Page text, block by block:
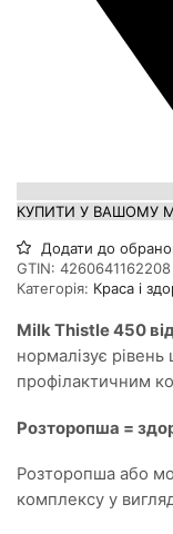
КУПИТИ У ВАШОМУ
Додати до
GTIN: 4260641162208
Категорія: Краса і
Milk Thistle 450
нормалізує
профілактичним
Розторопша =
Розторопша або
комплексу у